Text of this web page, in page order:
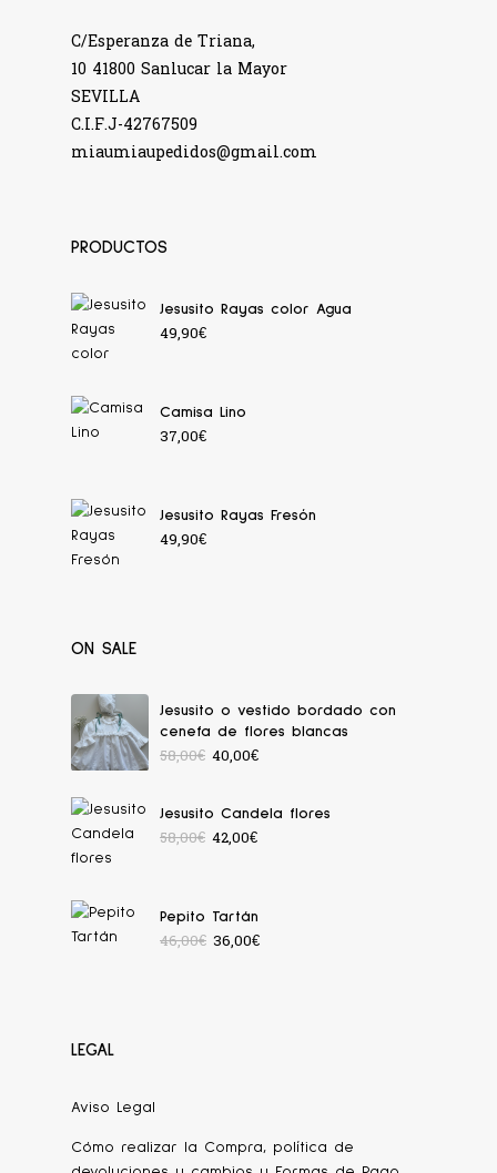
C/Esperanza de Triana,
10 41800 Sanlucar la Mayor
SEVILLA
C.I.F.J-42767509
miaumiaupedidos@gmail.com
PRODUCTOS
Jesusito Rayas color Agua
49,90€
Camisa Lino
37,00€
Jesusito Rayas Fresón
49,90€
ON SALE
Jesusito o vestido bordado con
cenefa de flores blancas
58,00€ 40,00€
Jesusito Candela flores
58,00€ 42,00€
Pepito Tartán
46,00€ 36,00€
LEGAL
Aviso Legal
Cómo realizar la Compra, política de